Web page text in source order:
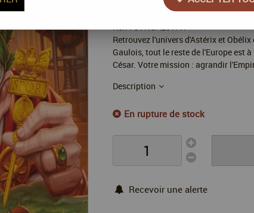
Réf. :SYNCAE01FR
Retrouvez l'univers d'Astérix et
Gaulois, tout le reste de l'Europe est
César. Votre mission : agrandir
Description
En rupture de stock
Recevoir une alerte